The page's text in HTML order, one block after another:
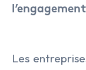
Les